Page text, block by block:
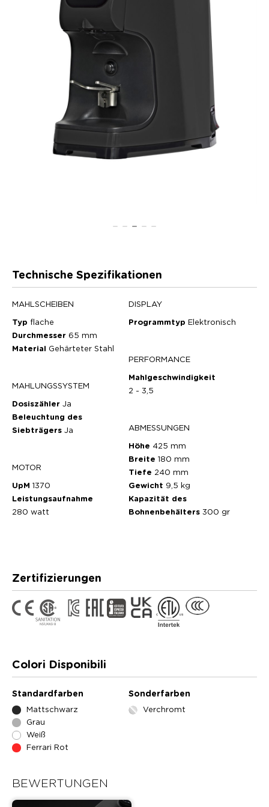
Technische Spezifikationen
MAHLSCHEIBEN
Typ flache
Durchmesser 65 mm
Material Gehärteter Stahl
MAHLUNGSSYSTEM
Dosiszähler Ja
Beleuchtung des
Siebträgers Ja
MOTOR
UpM 1370
Leistungsaufnahme
280 watt
DISPLAY
Programmtyp Elektronisch
PERFORMANCE
Mahlgeschwindigkeit
2 - 3,5
ABMESSUNGEN
Höhe 425 mm
Breite 180 mm
Tiefe 240 mm
Gewicht 9,5 kg
Kapazität des
Bohnenbehälters 300 gr
Zertifizierungen
Colori Disponibili
Standardfarben
Mattschwarz
Grau
Weiß
Ferrari Rot
Sonderfarben
Verchromt
BEWERTUNGEN